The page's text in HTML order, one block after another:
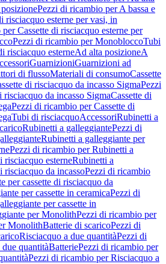
Pezzi di ricambio per A bassa e
risciacquo esterne per vasi, in
Cassette di risciacquo esterne per
Pezzi di ricambio per MonobloccoTubi
risciacquo esterneAd alta posizioneA
GuarnizioniGuarnizioni ad
di flussoMateriali di consumoCassette
di risciacquo da incasso SigmaPezzi
da incasso SigmaCassette di
Pezzi di ricambio per Cassette di
Tubi di risciacquoAccessoriRubinetti a
Rubinetti a galleggiantePezzi di
Rubinetti a galleggiante per
Pezzi di ricambio per Rubinetti a
risciacquo esterneRubinetti a
risciacquo da incassoPezzi di ricambio
per cassette di risciacquo da
per cassette in ceramicaPezzi di
per cassette in
per MonolithPezzi di ricambio per
MonolithBatterie di scaricoPezzi di
Risciacquo a due quantitàPezzi di
quantitàBatteriePezzi di ricambio per
Pezzi di ricambio per Risciacquo a